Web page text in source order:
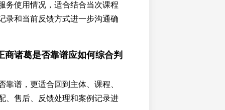
务使用情况，适合结合当次课程
录和当前反馈方式进一步沟通确
商诸葛是否靠谱应如何综合判
靠谱，更适合回到主体、课程、
、售后、反馈处理和案例记录进